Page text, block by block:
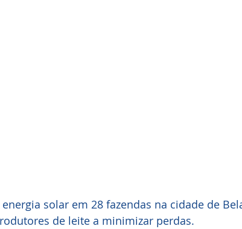
solar em 28 fazendas na cidade de
de leite a minimizar perdas.